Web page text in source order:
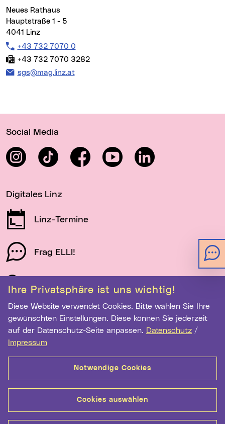
Ihre Privatsphäre ist uns wichtig!
Diese Website verwendet Cookies. Bitte wählen Sie Ihre
gewünschten Einstellungen. Diese können Sie jederzeit
auf der Datenschutz-Seite anpassen. Datenschutz /
Impressum
Notwendige Cookies
Cookies auswählen
Neues Rathaus
Hauptstraße 1 - 5
4041 Linz
Telefon:
+43 732 7070 0
Fax:
+43 732 7070 3282
E-Mail Adresse:
sgs@mag.linz.at
Social Media
InstagramTikTok FacebookYouTube LinkedIn
Digitales Linz
Linz-Termine
Frag ELLI!
Schau auf Linz
Newsletter-Anmeldung
E-Mail-Adresse eingeben
Anmelden